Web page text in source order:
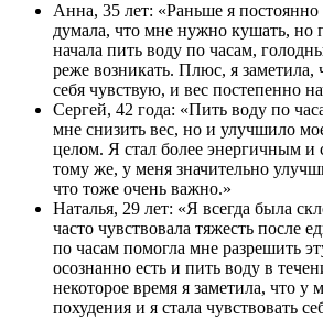
Анна, 35 лет: «Раньше я
думала, что мне нужно кушать, но
начала пить воду по часам,
реже возникать. Плюс, я заметила,
себя чувствую, и вес постепенно
Сергей, 42 года: «Пить воду по
мне снизить вес, но и улучшило
целом. Я стал более энергичным и
тому же, у меня значительно
что тоже очень важно.»
Наталья, 29 лет: «Я всегда была
часто чувствовала тяжесть после
по часам помогла мне разрешить
осознанно есть и пить воду в
некоторое время я заметила, что у
похудения и я стала чувствовать